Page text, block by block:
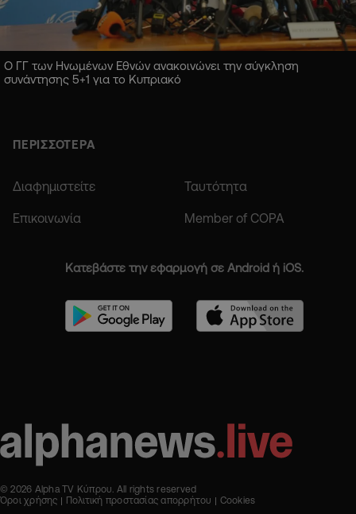
Ο ΓΓ των Ηνωμένων Εθνών ανακοινώνει την σύγκληση
συνάντησης 5+1 για το Κυπριακό
ΠΕΡΙΣΣΟΤΕΡΑ
Διαφημιστείτε Ταυτότητα
Επικοινωνία Member of COPA
Κατεβάστε την εφαρμογή σε Android ή iOS.
© 2026 Alpha TV Κύπρου. All rights reserved
Όροι χρήσης
Πολιτική προστασίας απορρήτου Cookies